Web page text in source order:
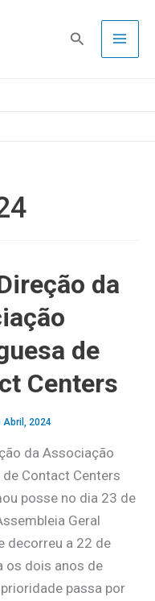
Pesquisa
da
de
Centers
Abril, 2024
da Associação
Contact Centers
posse no dia 23 de
Geral
decorreu a 22 de
os dois anos de
passa por